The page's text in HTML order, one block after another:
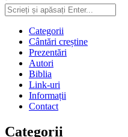
Categorii
Cântări creștine
Prezentări
Autori
Biblia
Link-uri
Informații
Contact
Categorii